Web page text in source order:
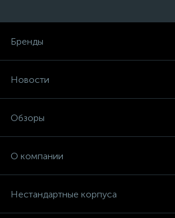
Бренды
Новости
Обзоры
О компании
Нестандартные корпуса